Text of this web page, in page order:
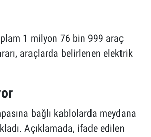
1 milyon 76 bin 999 araç
araçlarda belirlenen elektrik
bağlı kablolarda meydana
Açıklamada, ifade edilen